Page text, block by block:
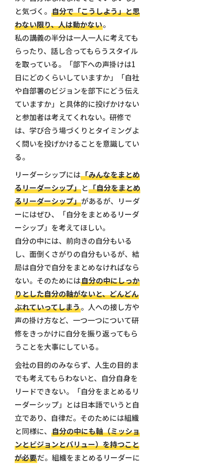
と気づく。 自分で「こうしよう」と思
わない限り、人は動かない。
私の講義の半分は一人一人に考えても
らったり、話し合ってもらうスタイル
を取っている。「部下への声掛けは1
日にどのくらいしていますか」「自社
や自部署のビジョンを部下にどう伝え
ていますか」と具体的に投げかけない
と参加者は考えてくれない。研修で
は、学び合う場づくりとタイミングよ
く問いを投げかけることを意識してい
る。
リーダーシップには「みんなをまとめ
るリーダーシップ」と「自分をまとめ
るリーダーシップ」があるが、リーダ
ーにはぜひ、「自分をまとめるリーダ
ーシップ」を考えてほしい。
自分の中には、前向きの自分もいる
し、面倒くさがりの自分もいるが、結
局は自分で自分をまとめなければなら
ない。そのためには自分の中にしっか
りとした自分の軸がないと、どんどん
ぶれていってしまう。人への接し方や
声の掛け方など、一つ一つについて研
修をきっかけに自分を振り返ってもら
うことを大事にしている。
会社の目的のみならず、人生の目的ま
でも考えてもらわないと、自分自身を
リードできない。「自分をまとめるリ
ーダーシップ」とは日本語でいうと自
立であり、自律だ。そのためには組織
と同様に、 自分の中にも軸（ミッショ
ンとビジョンとバリュー）を持つこと
が必要だ。組織をまとめるリーダーに